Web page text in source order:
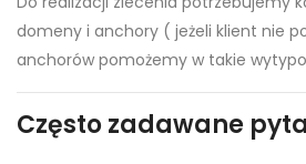
domeny i anchory ( jeżeli klient nie
anchorów pomożemy w takie
Często zadawane